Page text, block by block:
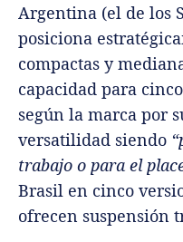
Argentina (el de los
posiciona
compactas y
capacidad para
según la marca por
versatilidad siendo
trabajo o para el
Brasil en cinco
ofrecen suspensión